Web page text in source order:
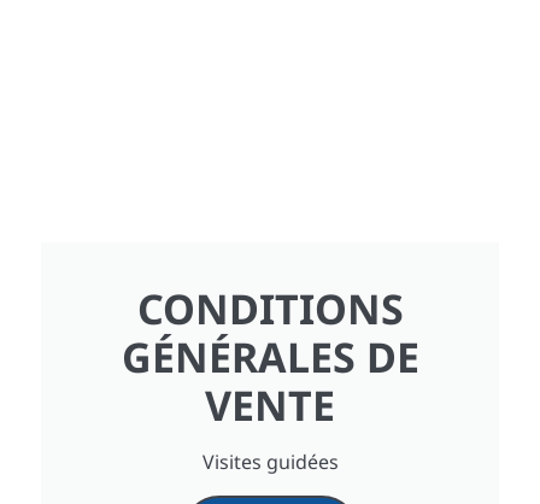
CONDITIONS
GÉNÉRALES DE
VENTE
Visites guidées